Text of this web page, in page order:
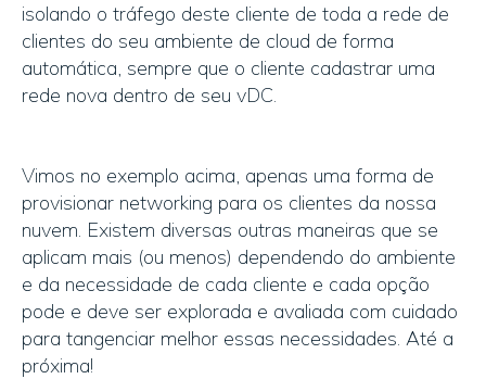
isolando o tráfego deste cliente de toda a rede de
clientes do seu ambiente de cloud de forma
automática, sempre que o cliente cadastrar uma
rede nova dentro de seu vDC.
Vimos no exemplo acima, apenas uma forma de
provisionar networking para os clientes da nossa
nuvem. Existem diversas outras maneiras que se
aplicam mais (ou menos) dependendo do ambiente
e da necessidade de cada cliente e cada opção
pode e deve ser explorada e avaliada com cuidado
para tangenciar melhor essas necessidades. Até a
próxima!